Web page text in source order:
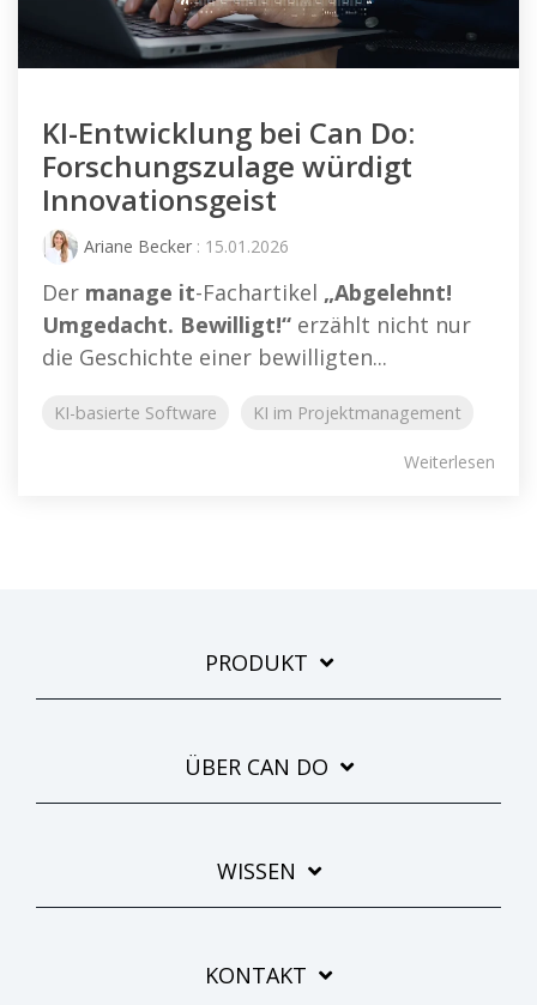
KI-Entwicklung bei Can Do:
Forschungszulage würdigt
Innovationsgeist
Ariane Becker : 15.01.2026
Der manage it-Fachartikel „Abgelehnt!
Umgedacht. Bewilligt!“ erzählt nicht nur
die Geschichte einer bewilligten...
KI-basierte Software KI im Projektmanagement
Weiterlesen
PRODUKT
ÜBER CAN DO
WISSEN
KONTAKT